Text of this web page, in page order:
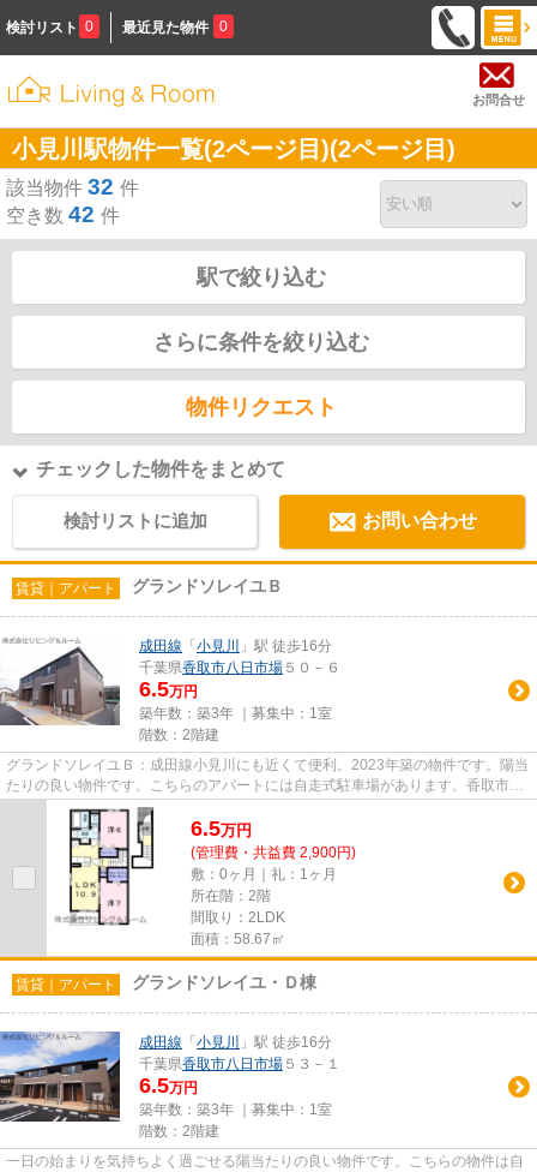
検討リスト 0 最近見た物件 0
お問合せ
小見川駅物件一覧(2ページ目)(2ページ目)
該当物件 32 件
空き数 42 件
駅で絞り込む
さらに条件を絞り込む
物件リクエスト
チェックした物件をまとめて
検討リストに追加 お問い合わせ
賃貸｜アパート グランドソレイユＢ
成田線 「 小見川
」駅 徒歩16分
千葉県香取市八日市場 ５０－６
6.5万円
築年数：築3年 ｜募集中： 1室
階数：2階建
グランドソレイユＢ：成田線小見川にも近くて便利。2023年築の物件です。陽当
たりの良い物件です。こちらのアパートには自走式駐車場があります。香取市エ
リアにある賃貸情報のことな...
6.5万円
(管理費・共益費 2,900円)
敷：0ヶ月｜礼：1ヶ月
所在階：2階
間取り：2LDK
面積：58.67㎡
賃貸｜アパート グランドソレイユ・Ｄ棟
成田線 「 小見川
」駅 徒歩16分
千葉県香取市八日市場 ５３－１
6.5万円
築年数：築3年 ｜募集中： 1室
階数：2階建
一日の始まりを気持ちよく過ごせる陽当たりの良い物件です。こちらの物件は自